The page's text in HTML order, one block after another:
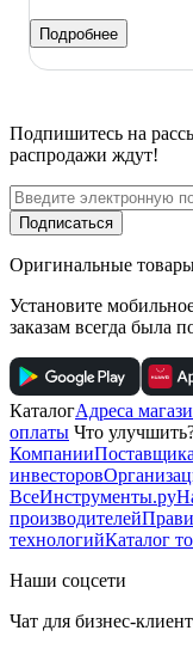
Подробнее
Подпишитесь на
распродажи ждут!
Подписаться
Оригинальные
Установите
заказам всегда была
КаталогАдреса
оплаты Что
Компании
инвесторов
ВсеИнструменты.ру
производителей
технологийКаталог
Наши соцсети
Чат для бизнес-